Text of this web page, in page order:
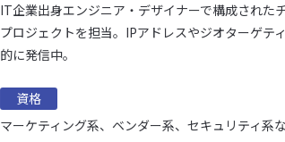
IT企業出身エンジニア・デザイナーで構成された
プロジェクトを担当。IPアドレスやジオターゲテ
的に発信中。
資格
マーケティング系、ベンダー系、セキュリティ系